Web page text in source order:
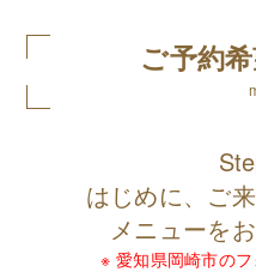
ご予約
はじめに、ご
メニューを
※ 愛知県岡崎市のフ